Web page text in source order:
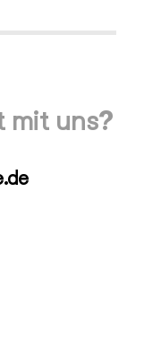
mit uns?